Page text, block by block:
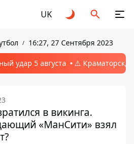
UK
16:27, 27 Сентября 2023
удар 5 августа ⚠️ Краматорск,
в викинга.
«МанСити» взял